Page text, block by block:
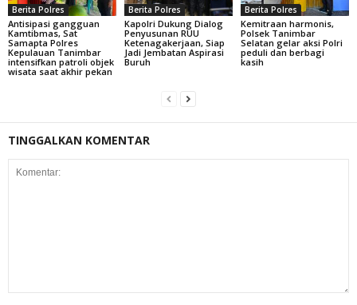
Berita Polres
Antisipasi gangguan
Kamtibmas, Sat
Samapta Polres
Kepulauan Tanimbar
intensifkan patroli objek
wisata saat akhir pekan
Berita Polres
Kapolri Dukung Dialog
Penyusunan RUU
Ketenagakerjaan, Siap
Jadi Jembatan Aspirasi
Buruh
Berita Polres
Kemitraan harmonis,
Polsek Tanimbar
Selatan gelar aksi Polri
peduli dan berbagi
kasih
TINGGALKAN KOMENTAR